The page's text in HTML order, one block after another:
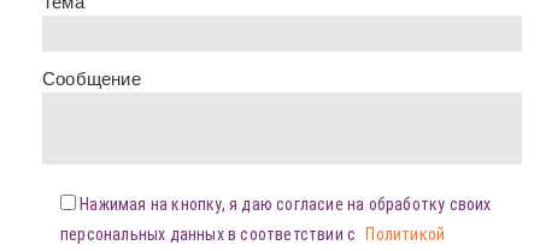
Сообщение
Нажимая на кнопку, я даю согласие на обработку своих
персональных данных в соответствии с
Политикой